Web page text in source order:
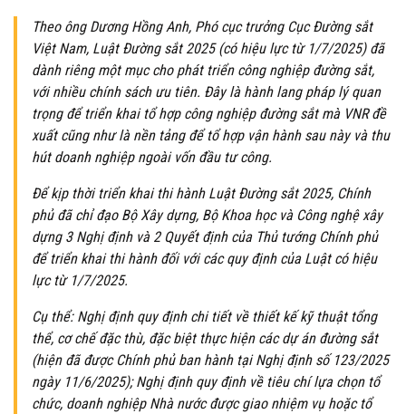
Theo ông Dương Hồng Anh, Phó cục trưởng Cục Đường sắt
Việt Nam, Luật Đường sắt 2025 (có hiệu lực từ 1/7/2025) đã
dành riêng một mục cho phát triển công nghiệp đường sắt,
với nhiều chính sách ưu tiên. Đây là hành lang pháp lý quan
trọng để triển khai tổ hợp công nghiệp đường sắt mà VNR đề
xuất cũng như là nền tảng để tổ hợp vận hành sau này và thu
hút doanh nghiệp ngoài vốn đầu tư công.
Để kịp thời triển khai thi hành Luật Đường sắt 2025, Chính
phủ đã chỉ đạo Bộ Xây dựng, Bộ Khoa học và Công nghệ xây
dựng 3 Nghị định và 2 Quyết định của Thủ tướng Chính phủ
để triển khai thi hành đối với các quy định của Luật có hiệu
lực từ 1/7/2025.
Cụ thể: Nghị định quy định chi tiết về thiết kế kỹ thuật tổng
thể, cơ chế đặc thù, đặc biệt thực hiện các dự án đường sắt
(hiện đã được Chính phủ ban hành tại Nghị định số 123/2025
ngày 11/6/2025); Nghị định quy định về tiêu chí lựa chọn tổ
chức, doanh nghiệp Nhà nước được giao nhiệm vụ hoặc tổ